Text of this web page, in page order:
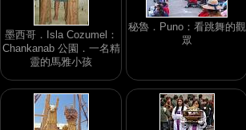
墨西哥．Isla Cozumel：
Chankanab 公園．一名精
靈的馬雅小孩
秘魯．Puno：看跳舞的觀
眾